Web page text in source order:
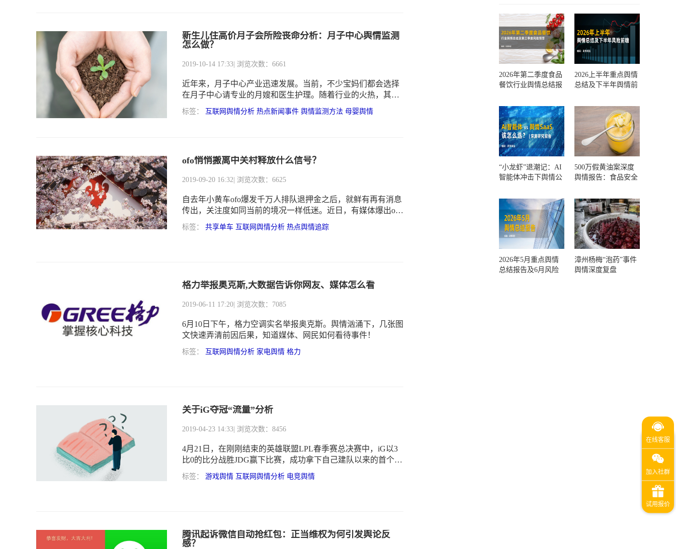
新生儿住高价月子会所险丧命分析：月子中心舆情监测
怎么做？
2019-10-14 17:33 | 浏览次数：6661
近年来，月子中心产业迅速发展。当前，不少宝妈们都会选择
在月子中心请专业的月嫂和医生护理。随着行业的火热，其暴
露出的问题也越来越多。如服务质量、价格、从业资格证等等
问题，而涉及月子中心舆情事件也在接连突发。
标签： 互联网舆情分析 热点新闻事件 舆情监测方法 母婴舆情
ofo悄悄搬离中关村释放什么信号？
2019-09-20 16:32 | 浏览次数：6625
​自去年小黄车ofo爆发千万人排队退押金之后，就鲜有再有消息
传出，关注度如同当前的境况一样低迷。近日，有媒体爆出ofo
搬离了互联网企业云集中关村，甚至连去向都没有对外公开披
露。从2014年创立至今，这已是ofo第五次搬家。据报道，ofo
标签： 共享单车 互联网舆情分析 热点舆情追踪
格力举报奥克斯,大数据告诉你网友、媒体怎么看
2019-06-11 17:20 | 浏览次数：7085
6月10日下午，格力空调实名举报奥克斯。舆情汹涌下，几张图
文快速弄清前因后果，知道媒体、网民如何看待事件！
标签： 互联网舆情分析 家电舆情 格力
关于iG夺冠“流量”分析
2019-04-23 14:33 | 浏览次数：8456
4月21日，在刚刚结束的英雄联盟LPL春季赛总决赛中，iG以3
比0的比分战胜JDG赢下比赛，成功拿下自己建队以来的首个联
赛冠军。
标签： 游戏舆情 互联网舆情分析 电竞舆情
腾讯起诉微信自动抢红包：正当维权为何引发舆论反
感？
2026年第二季度食品
餐饮行业舆情总结报
测
2026上半年重点舆情
总结及下半年舆情前
“小龙虾”退潮记：AI
智能体冲击下舆情公
500万假黄油案深度
舆情报告：食品安全
一环？
2026年5月重点舆情
总结报告及6月风险
漳州杨梅“泡药”事件
舆情深度复盘